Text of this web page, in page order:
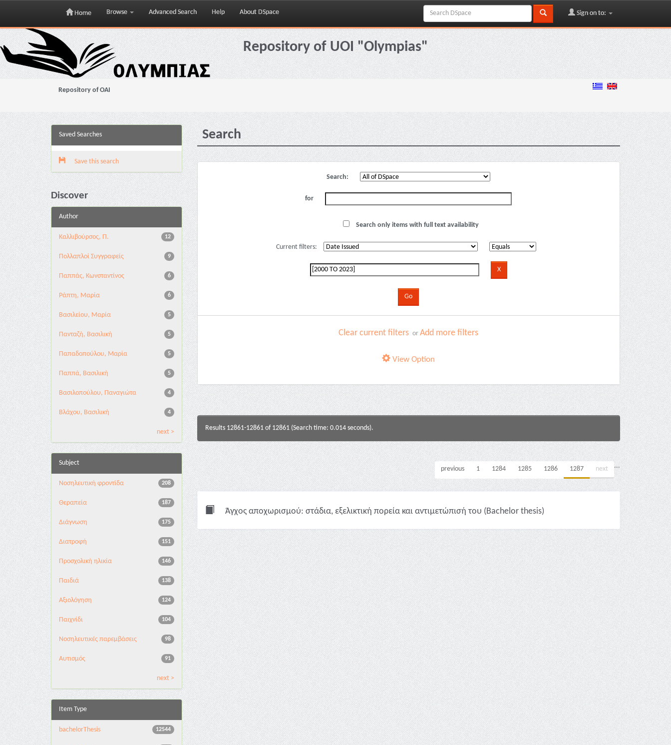
Skip
navigation
Home Browse Advanced Search Help About DSpace Sign on to:
Repository of UOI "Olympias"
Repository of OAI
Saved Searches
Save this search
Discover
Author
12
Καλλιβούρσος, Π.
9
Πολλαπλοί Συγγραφείς
6
Παππάς, Κωνσταντίνος
6
Ράπτη, Μαρία
5
Βασιλείου, Μαρία
5
Πανταζή, Βασιλική
5
Παπαδοπούλου, Μαρία
5
Παππά, Βασιλική
4
Βασιλοπούλου, Παναγιώτα
4
Βλάχου, Βασιλική
next >
Subject
208
Νοσηλευτική φροντίδα
187
Θεραπεία
175
Διάγνωση
151
Διατροφή
146
Προσχολική ηλικία
138
Παιδιά
124
Αξιολόγηση
104
Παιχνίδι
98
Νοσηλευτικές παρεμβάσεις
91
Αυτισμός
next >
Item Type
12544
bachelorThesis
Search
Search:
for
Search only items with full text availability
Current filters:
Clear current filters orAdd more filters
View Option
Results 12861-12861 of 12861 (Search time: 0.014 seconds).
previous 1 ...
1284 1285 1286 1287 next
Άγχος αποχωρισμού: στάδια, εξελικτική πορεία και αντιμετώπισή του (Bachelor thesis)